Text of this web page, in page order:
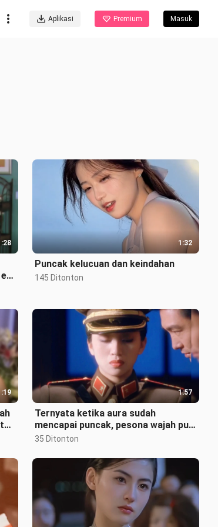
Aplikasi Premium Masuk
1:32
Puncak kelucuan dan keindahan
145 Ditonton
1:57
Ternyata ketika aura sudah
mencapai puncak, pesona wajah pun
tak lagi berarti apa-apa
35 Ditonton